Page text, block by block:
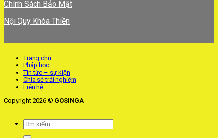
Chính Sách Bảo Mật
Nội Quy Khóa Thiền
Trang chủ
Pháp học
Tin tức – sự kiện
Chia sẻ trải nghiệm
Liên hệ
Copyright 2026 © GOSINGA